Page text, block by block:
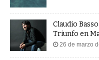
Claudio
Triunfo en
26 de marzo